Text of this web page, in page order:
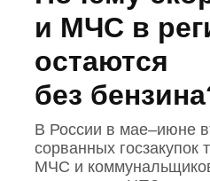
и МЧС в
остаются
без
В России в мае–июне
сорванных госзакупок
МЧС и